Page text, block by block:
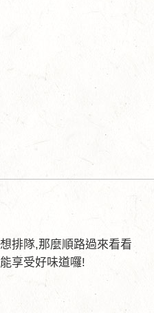
排隊,那麼順路過來看看
享受好味道囉!